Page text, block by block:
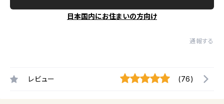
日本国内にお住まいの方向け
通報する
レビュー (76)